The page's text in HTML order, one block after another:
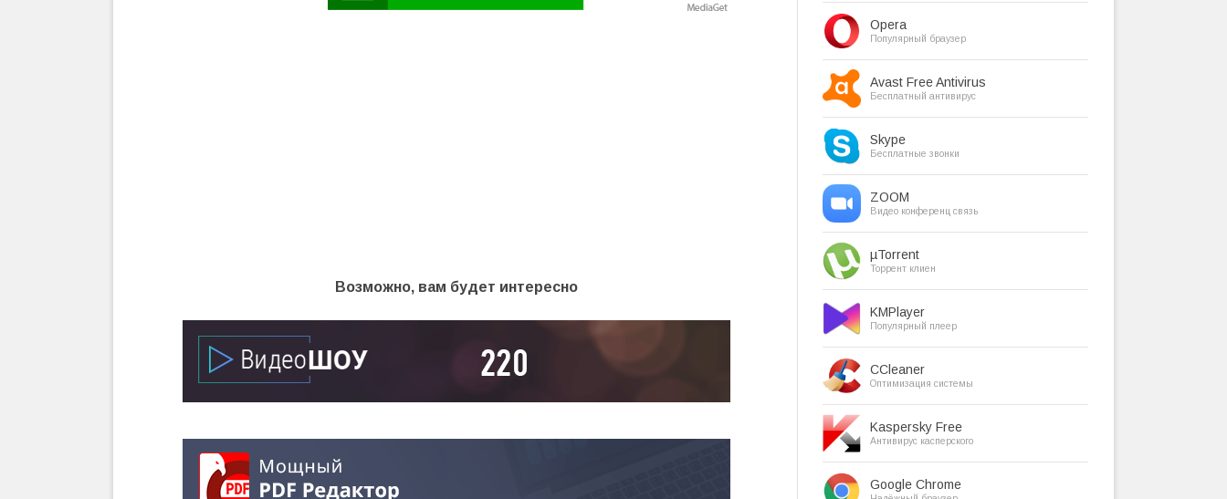
Возможно, вам будет интересно
Opera
Популярный браузер
Avast Free Antivirus
Бесплатный антивирус
Skype
Бесплатные звонки
ZOOM
Видео конференц связь
µTorrent
Торрент клиен
KMPlayer
Популярный плеер
CCleaner
Оптимизация системы
Kaspersky Free
Антивирус касперского
Google Chrome